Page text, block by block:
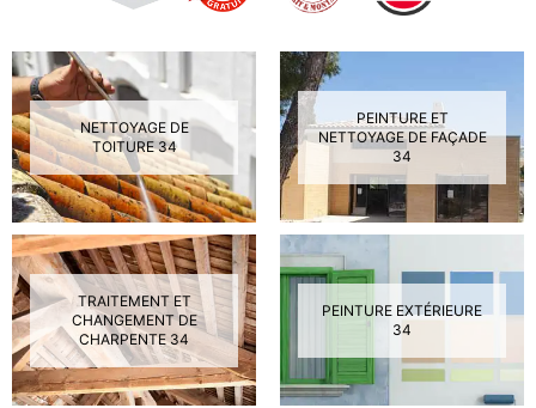
NETTOYAGE DE
TOITURE 34
PEINTURE ET
NETTOYAGE DE FAÇADE
34
TRAITEMENT ET
CHANGEMENT DE
CHARPENTE 34
PEINTURE EXTÉRIEURE
34